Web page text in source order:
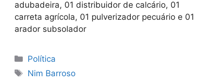
adubadeira, 01 distribuidor de calcário, 01
carreta agrícola, 01 pulverizador pecuário e 01
arador subsolador
Categorias
Política
Tags
Nim Barroso